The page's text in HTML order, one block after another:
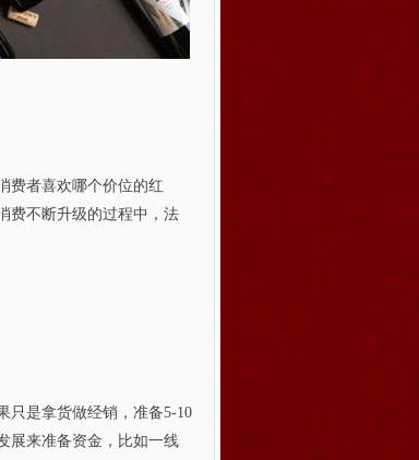
费者喜欢哪个价位的红
费不断升级的过程中，法
只是拿货做经销，准备5-10
展来准备资金，比如一线